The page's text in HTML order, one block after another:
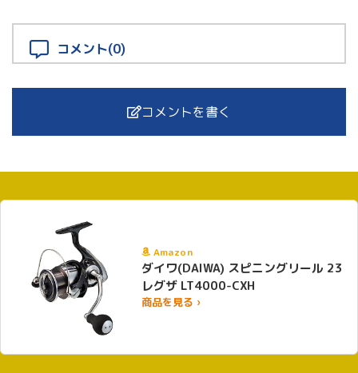
コメント(0)
コメントを書く
Amazon
ダイワ(DAIWA) スピニングリール 23
レグザ LT4000-CXH
商品を見る ›